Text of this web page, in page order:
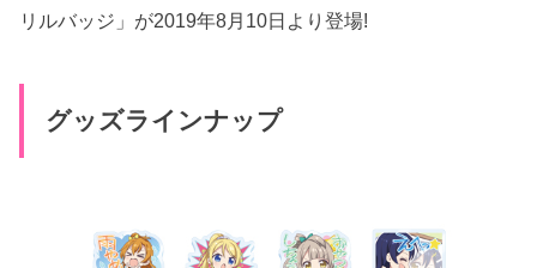
リルバッジ」が2019年8月10日より登場!
グッズラインナップ